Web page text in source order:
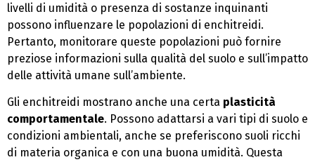
livelli di umidità o presenza di sostanze inquinanti
possono influenzare le popolazioni di enchitreidi.
Pertanto, monitorare queste popolazioni può fornire
preziose informazioni sulla qualità del suolo e sull’impatto
delle attività umane sull’ambiente.
Gli enchitreidi mostrano anche una certa plasticità
comportamentale. Possono adattarsi a vari tipi di suolo e
condizioni ambientali, anche se preferiscono suoli ricchi
di materia organica e con una buona umidità. Questa